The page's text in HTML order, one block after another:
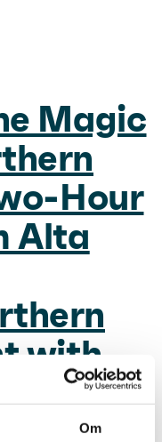
Om
Magic
Hour
Alta
with